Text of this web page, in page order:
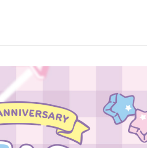
付」結帳頁面，進行簡訊認證並確認金額後
２．訂單成立數日內，您將收到繳費通知簡
３．收到繳費通知簡訊後14天內，點擊此簡
／ATM／網路銀行／等多元方式進行付款，
※ 請注意：結帳手續完成當下不需立刻繳費
絡購買商品的店家。未經商家同意取消之訂
先享後付繳納相關費用。
※ 交易是否成功請以「AFTEE先享後付 」
是否繳費成功／繳費後需取消欲退款等相關
全家取貨付款
每筆NT$60，滿NT$1,500(含以上)免運
7-11取貨付款
每筆NT$60，滿NT$1,500(含以上)免運